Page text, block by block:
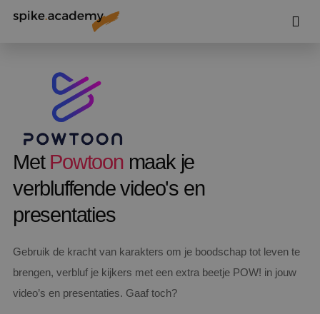
Met Powtoonmaak je
verbluffende video's en
presentaties
Gebruik de kracht van karakters om je boodschap tot leven te
brengen, verbluf je kijkers met een extra beetje POW! in jouw
video’s en presentaties. Gaaf toch?